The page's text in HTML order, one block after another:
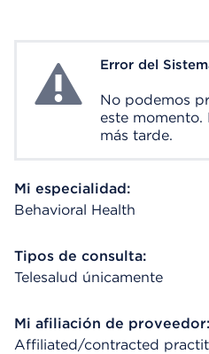
System ErrorError del
No podemos
este
más tarde.
Mi especialidad:
Behavioral Health
Tipos de consulta:
Telesalud únicamente
Mi afiliación de proveedor:
Affiliated/contracted